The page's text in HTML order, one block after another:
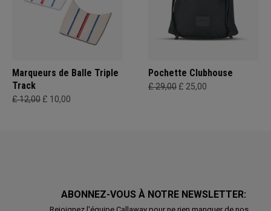
Marqueurs de Balle Triple
Track
£ 12,00 £ 10,00
Pochette Clubhouse
£ 29,00 £ 25,00
ABONNEZ-VOUS À NOTRE NEWSLETTER: